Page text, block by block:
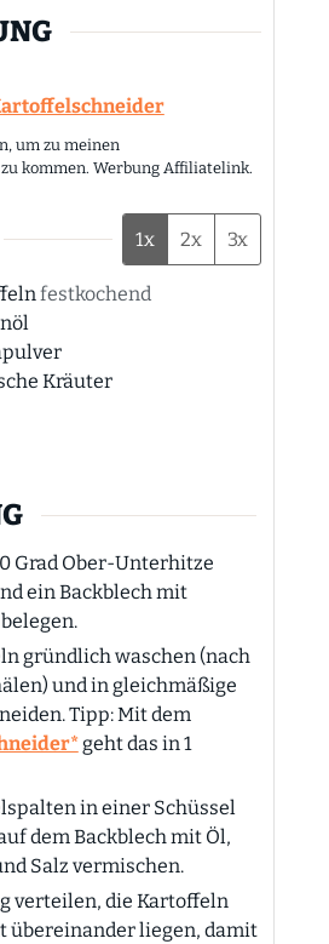
kommen. Werbung Affiliatelink.
1x 2x 3x
festkochend
Kräuter
Grad Ober-Unterhitze
ein Backblech mit
gründlich waschen (nach
und in gleichmäßige
Tipp: Mit dem
geht das in 1
in einer Schüssel
dem Backblech mit Öl,
Salz vermischen.
verteilen, die Kartoffeln
übereinander liegen, damit